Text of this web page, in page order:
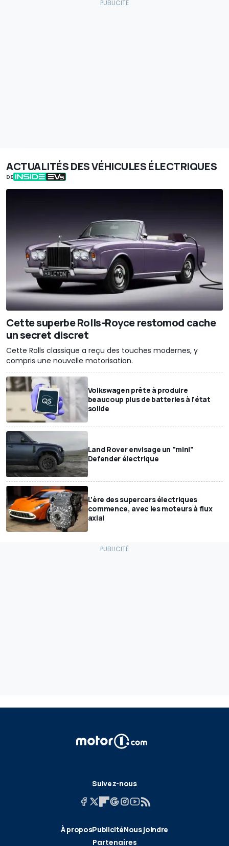
ACTUALITÉS DES VÉHICULES ÉLECTRIQUES
DE
Cette superbe Rolls-Royce restomod cache
un secret discret
Cette Rolls classique a reçu des touches modernes, y
compris une nouvelle motorisation.
Volkswagen prête à produire
beaucoup plus de batteries à l'état
solide
Land Rover envisage un "mini"
Defender électrique
L'ère des supercars électriques
commence, avec les moteurs à flux
axial
Suivez-nous
À proposPublicitéNous joindre
Partenaires